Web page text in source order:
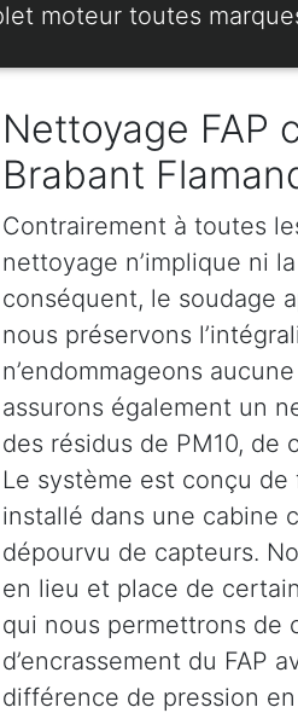
moteur toutes
Nettoyage FAP
Brabant
Contrairement à toutes
nettoyage n’implique ni
conséquent, le soudage
nous préservons
n’endommageons
assurons également un
des résidus de PM10, de
Le système est conçu
installé dans une cabine
dépourvu de capteurs.
en lieu et place de
qui nous permettrons de
d’encrassement du FAP
différence de pression